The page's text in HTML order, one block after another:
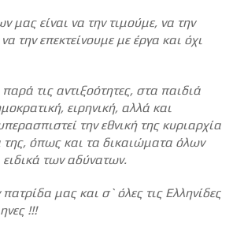
μας είναι να την τιμούμε, να την
την επεκτείνουμε με έργα και όχι
τις αντιξοότητες, στα παιδιά
ειρηνική, αλλά και
την εθνική της κυριαρχία
της, όπως και τα δικαιώματα όλων
των αδύνατων.
μας και σ` όλες τις Ελληνίδες
!!!